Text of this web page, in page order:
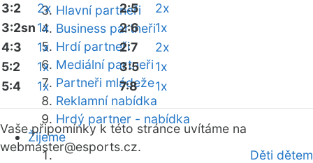
Hlavní partneři
Business partneři
Hrdí partneři
Mediální partneři
Partneři mládeže
Reklamní nabídka
Hrdý partner - nabídka
Žijeme
Děti dětem
3:2
2x
3:2sn1x
4:3
1x
5:2
1x
5:4
1x
2:5
2x
2:6
1x
2:7
2x
3:5
1x
7:8
1x
Vaše připomínky k této stránce uvítáme na
webmaster@esports.cz.